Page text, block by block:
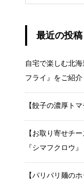
最近の投稿
自宅で楽しむ北
フライ』をご紹介
【餃子の濃厚ト
【お取り寄せチ
『シマフクロウ』
【パリパリ麺の